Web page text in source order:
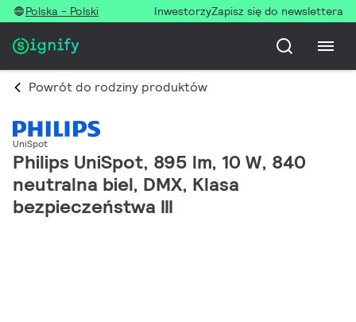
Polska - Polski InwestorzyZapisz się do newslettera
Powrót do rodziny produktów
UniSpot
Philips UniSpot, 895 lm, 10 W, 840
neutralna biel, DMX, Klasa
bezpieczeństwa III